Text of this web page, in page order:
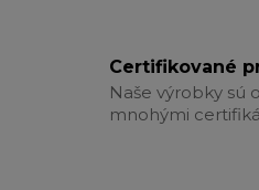
Certifikované
Naše výrobky sú
mnohými